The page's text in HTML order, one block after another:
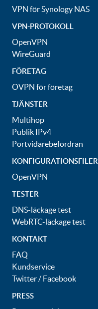
VPN för Synology NAS
VPN-PROTOKOLL
OpenVPN
WireGuard
FÖRETAG
OVPN för företag
TJÄNSTER
Multihop
Publik IPv4
Portvidarebefordran
KONFIGURATIONSFILER
OpenVPN
TESTER
DNS-läckage test
WebRTC-läckage test
KONTAKT
FAQ
Kundservice
Twitter/ Facebook
PRESS